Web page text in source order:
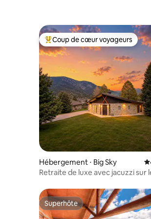
Coups de cœur voyageurs les
Coup de cœur voyageurs
Hébergement ⋅ Big Sky
Retraite de luxe avec jacuzzi sur
Superhôte
Superhôte